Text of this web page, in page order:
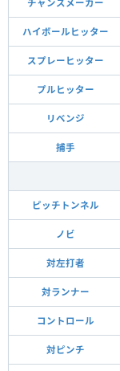
チャンスメーカー
ハイボールヒッター
スプレーヒッター
プルヒッター
リベンジ
捕手
ピッチトンネル
ノビ
対左打者
対ランナー
コントロール
対ピンチ